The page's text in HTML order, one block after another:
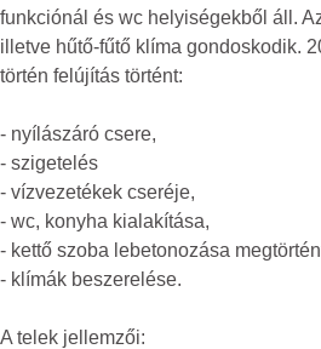
funkciónál és wc helyiségekből áll.
illetve hűtő-fűtő klíma gondoskodik.
történ felújítás történt:
- nyílászáró csere,
- szigetelés
- vízvezetékek cseréje,
- wc, konyha kialakítása,
- kettő szoba lebetonozása
- klímák beszerelése.
A telek jellemzői: